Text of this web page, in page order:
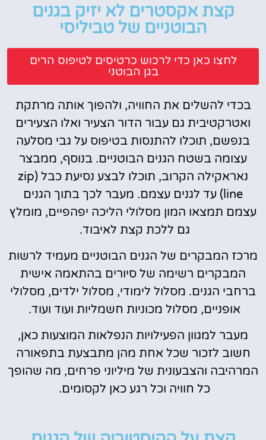
קצת אקסטרים לא יזיק בגנים
הבוטניים של טביליסי
לחצו כאן כדי לרכוש כרטיסים לטיפוס הרים
בגן הבוטני
בכדי להשלים את החוויה, ולהפוך אותה מרתקת
ואטרקטיבית גם עבור הדור הצעיר ואלו הצעירים
בנפשם, תוכלו להתנסות בטיפוס על גבי מסלעה
עצומה בשטח הגנים הבוטניים. בנוסף, ממבצר
נאראקילה הקרוב, תוכלו לבצע נסיעת כבל (zip
line) עד לגנים עצמם. מעבר לכך בתוך הגנים
עצמם תמצאו המון מסלולי הליכה יפהפיים, מומלץ
גם ללכת קצת לאיבוד.
מרכז המבקרים של הגנים הבוטניים מעמיד לרשות
המבקרים רשימה של סיורים בהתאמה אישית
ברחבי הגנים. מסלול לימודי, מסלול ילדים, מסלולי
אופניים, מסלול מכוניות חשמליות ועוד ועוד.
מעבר למגוון הפעילויות הנפלאות המוצעות כאן,
חשוב לזכור שכל אחת מהן מתבצעת בתפאורה
המרהיבה והצבעונית של מיליוני פרחים, מה שהופך
כל חוויה וכל רגע כאן לקסומים.